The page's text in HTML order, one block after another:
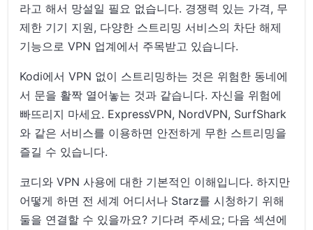
라고 해서 망설일 필요 없습니다. 경쟁력 있는 가격, 무
제한 기기 지원, 다양한 스트리밍 서비스의 차단 해제
기능으로 VPN 업계에서 주목받고 있습니다.
Kodi에서 VPN 없이 스트리밍하는 것은 위험한 동네에
서 문을 활짝 열어놓는 것과 같습니다. 자신을 위험에
빠뜨리지 마세요. ExpressVPN, NordVPN, SurfShark
와 같은 서비스를 이용하면 안전하게 무한 스트리밍을
즐길 수 있습니다.
코디와 VPN 사용에 대한 기본적인 이해입니다. 하지만
어떻게 하면 전 세계 어디서나 Starz를 시청하기 위해
둘을 연결할 수 있을까요? 기다려 주세요; 다음 섹션에